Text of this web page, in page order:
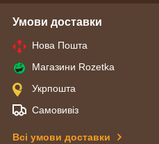
Умови доставки
Нова Пошта
Магазини Rozetka
Укрпошта
Самовивіз
Всі умови доставки